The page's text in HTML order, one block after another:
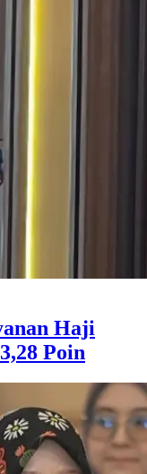
Haji
Poin